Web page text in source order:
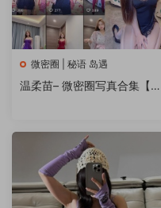
微密圈 | 秘语 岛遇
温柔苗– 微密圈写真合集【持